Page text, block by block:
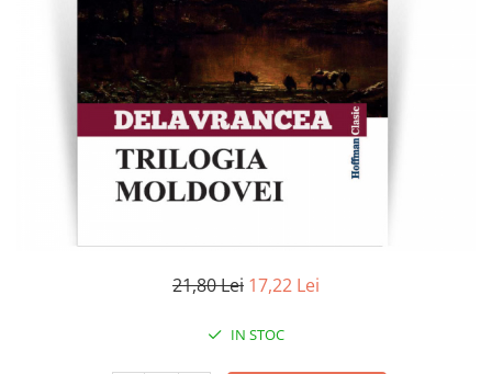
Literatura
Contemporana
Moderna
Calatorii
21,80 Lei 17,22 Lei
IN STOC